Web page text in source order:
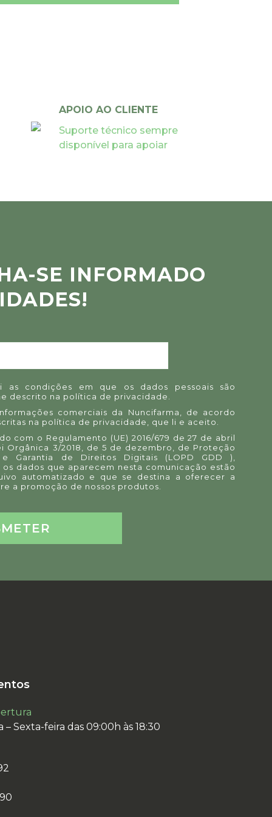
APOIO AO CLIENTE
Suporte técnico sempre
disponível para apoiar
SE INFORMADO
as condições em que os dados pessoais são
descrito na política de privacidade.
comerciais da Nuncifarma, de acordo
na política de privacidade, que li e aceito.
com o Regulamento (UE) 2016/679 de 27 de abril
Orgânica 3/2018, de 5 de dezembro, de Proteção
Garantia de Direitos Digitais (LOPD GDD ),
dados que aparecem nesta comunicação estão
automatizado e que se destina a oferecer a
a promoção de nossos produtos.
Sexta-feira das 09:00h às 18:30